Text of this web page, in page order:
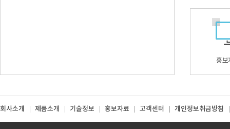
애니탑 프리미
고강도의 실을 수축 /
제직을 하고 햇빛을 차
구성된 필름층으로
홍보
회사소개 제품소개 기술정보 홍보자료 고객센터 개인정보취급방침